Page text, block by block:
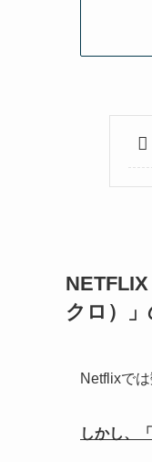
クロ）
Netflixで
しかし、